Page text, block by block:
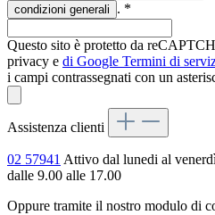
condizioni generali . *
Questo sito è protetto da
privacy e di Google Termini di
i campi contrassegnati con un
Assistenza clienti
02 57941 Attivo dal lunedi al
dalle 9.00 alle 17.00
Oppure tramite il nostro modulo di